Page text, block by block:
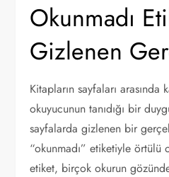
Okunmadı
Gizlenen
Kitapların sayfaları
okuyucunun tanıdığı bir
sayfalarda gizlenen bir
“okunmadı” etiketiyle örtülü
etiket, birçok okurun